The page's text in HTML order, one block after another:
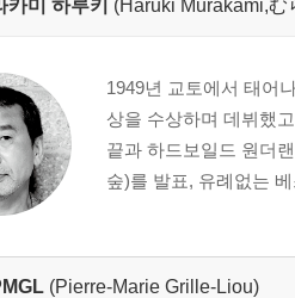
카미 하루키 (Haruki Murakami,
1949년 교토에서 태어
상을 수상하며 데뷔했
끝과 하드보일드 원더
숲)를 발표, 유례없는
(Pierre-Marie Grille-Liou)